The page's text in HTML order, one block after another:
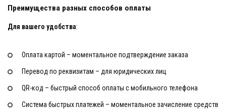
Преимущества разных способов оплаты
Для вашего удобства:
Оплата картой – моментальное подтверждение заказа
Перевод по реквизитам – для юридических лиц
QR-код – быстрый способ оплаты с мобильного телефона
Система быстрых платежей – моментальное зачисление средств